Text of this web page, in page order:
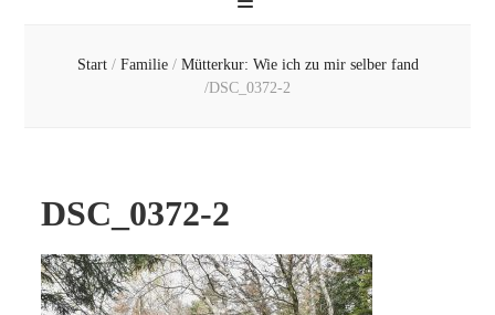
Start / Familie / Mütterkur: Wie ich zu mir selber fand
/DSC_0372-2
DSC_0372-2